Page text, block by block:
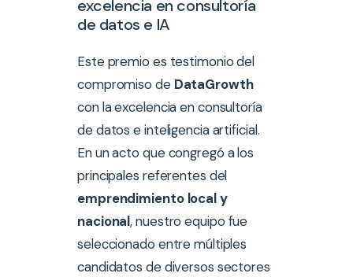
excelencia en consultoría
de datos e IA
Este premio es testimonio del
compromiso de DataGrowth
con la excelencia en consultoría
de datos e inteligencia artificial.
En un acto que congregó a los
principales referentes del
emprendimiento local y
nacional, nuestro equipo fue
seleccionado entre múltiples
candidatos de diversos sectores